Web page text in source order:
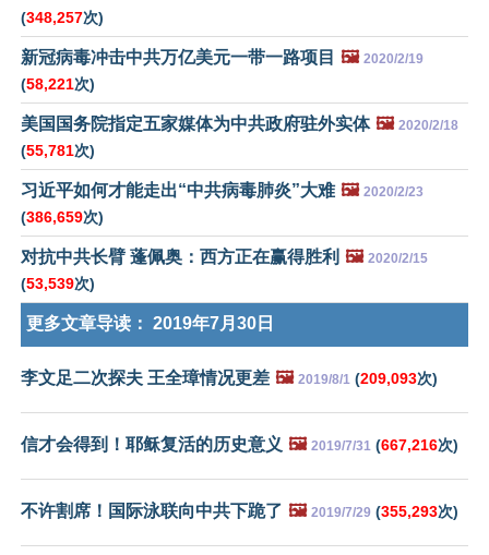
(348,257次)
新冠病毒冲击中共万亿美元一带一路项目 🖼️ 2020/2/19
(58,221次)
美国国务院指定五家媒体为中共政府驻外实体 🖼️ 2020/2/18
(55,781次)
习近平如何才能走出“中共病毒肺炎”大难 🖼️ 2020/2/23
(386,659次)
对抗中共长臂 蓬佩奥：西方正在赢得胜利 🖼️ 2020/2/15
(53,539次)
更多文章导读： 2019年7月30日
李文足二次探夫 王全璋情况更差 🖼️ 2019/8/1 (209,093次)
信才会得到！耶稣复活的历史意义 🖼️ 2019/7/31 (667,216次)
不许割席！国际泳联向中共下跪了 🖼️ 2019/7/29 (355,293次)